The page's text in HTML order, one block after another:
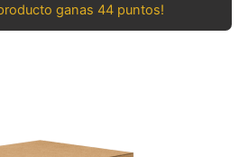
ganas 44 puntos!